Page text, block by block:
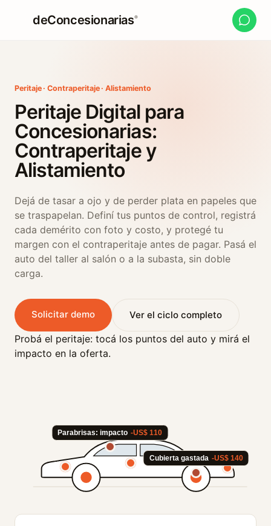
deConcesionarias®
Peritaje · Contraperitaje · Alistamiento
Peritaje Digital para
Concesionarias:
Contraperitaje y
Alistamiento
Dejá de tasar a ojo y de perder plata en papeles que
se traspapelan. Definí tus puntos de control, registrá
cada demérito con foto y costo, y protegé tu
margen con el contraperitaje antes de pagar. Pasá el
auto del taller al salón o a la subasta, sin doble
carga.
Solicitar demo Ver el ciclo completo
Probá el peritaje: tocá los puntos del auto y mirá el
impacto en la oferta.
Parabrisas: impacto -US$ 110
Cubierta gastada -US$ 140